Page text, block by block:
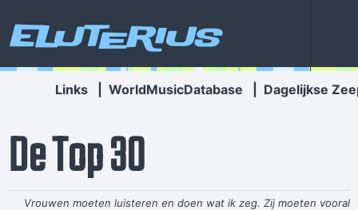
Eluterius
Links WorldMusicDatabase Dagelijkse
De Top 30
Vrouwen moeten luisteren en doen wat ik zeg. Zij moeten vooral